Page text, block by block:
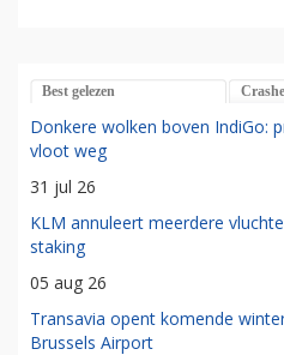
Best gelezen
Donkere wolken boven IndiGo:
vloot weg
31 jul 26
KLM annuleert meerdere
staking
05 aug 26
Transavia opent komende
Brussels Airport